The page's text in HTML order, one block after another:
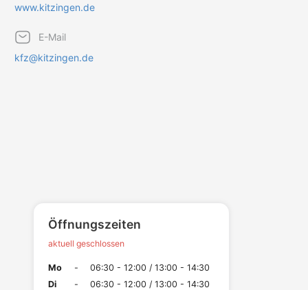
www.kitzingen.de
E-Mail
kfz@kitzingen.de
Öffnungszeiten
aktuell geschlossen
Mo -
06:30 - 12:00 / 13:00 - 14:30
Di
-
06:30 - 12:00 / 13:00 - 14:30